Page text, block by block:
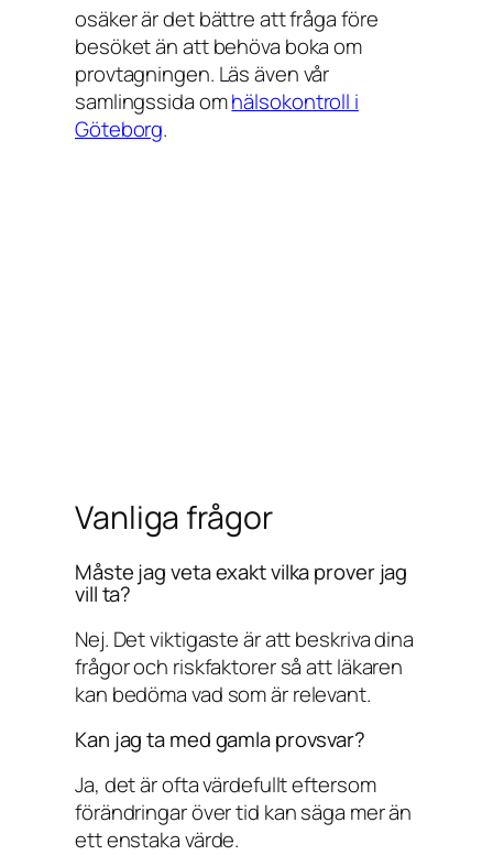
osäker är det bättre att fråga före
besöket än att behöva boka om
provtagningen. Läs även vår
samlingssida omhälsokontroll i
Göteborg.
Vanliga frågor
Måste jag veta exakt vilka prover jag
vill ta?
Nej. Det viktigaste är att beskriva dina
frågor och riskfaktorer så att läkaren
kan bedöma vad som är relevant.
Kan jag ta med gamla provsvar?
Ja, det är ofta värdefullt eftersom
förändringar över tid kan säga mer än
ett enstaka värde.